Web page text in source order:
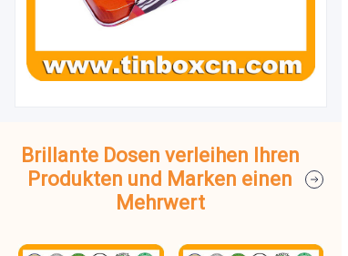
Brillante Dosen verleihen Ihren
Produkten und Marken einen
Mehrwert